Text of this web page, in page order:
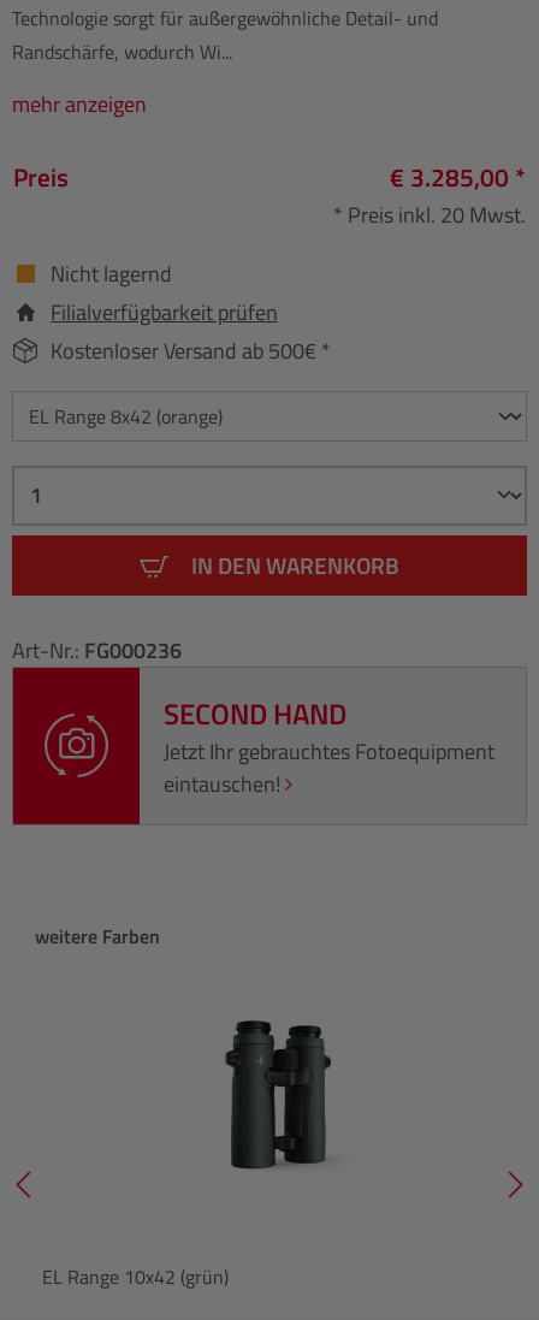
Technologie sorgt für außergewöhnliche Detail- und
Randschärfe, wodurch Wi...
mehr anzeigen
Preis € 3.285,00 *
* Preis inkl. 20 Mwst.
Nicht lagernd
Filialverfügbarkeit prüfen
Kostenloser Versand ab 500€ *
IN DEN WARENKORB
Art-Nr.: FG000236
SECOND HAND
Jetzt Ihr gebrauchtes Fotoequipment
eintauschen!
Produktgalerie überspringen
weitere Farben
EL Range 10x42 (grün)